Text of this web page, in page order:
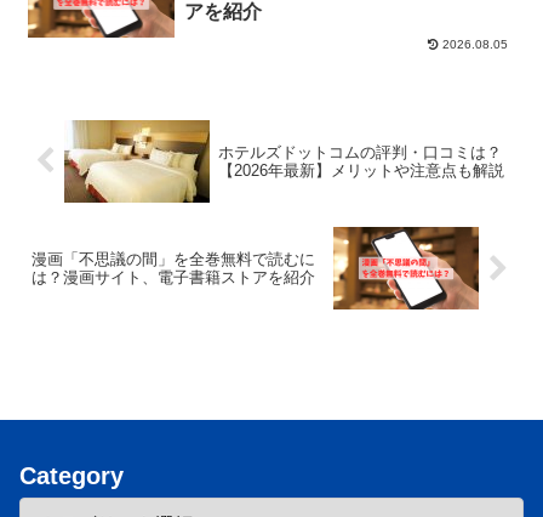
アを紹介
2026.08.05
ホテルズドットコムの評判・口コミは？
【2026年最新】メリットや注意点も解説
漫画「不思議の間」を全巻無料で読むに
は？漫画サイト、電子書籍ストアを紹介
Category